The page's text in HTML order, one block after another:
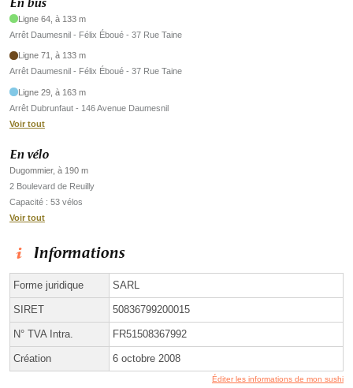
En bus
Ligne 64, à 133 m
Arrêt Daumesnil - Félix Éboué - 37 Rue Taine
Ligne 71, à 133 m
Arrêt Daumesnil - Félix Éboué - 37 Rue Taine
Ligne 29, à 163 m
Arrêt Dubrunfaut - 146 Avenue Daumesnil
Voir tout
En vélo
Dugommier, à 190 m
2 Boulevard de Reuilly
Capacité : 53 vélos
Voir tout
Informations
Forme juridique SARL
SIRET 50836799200015
N° TVA Intra. FR51508367992
Création 6 octobre 2008
Éditer les informations de mon sushi